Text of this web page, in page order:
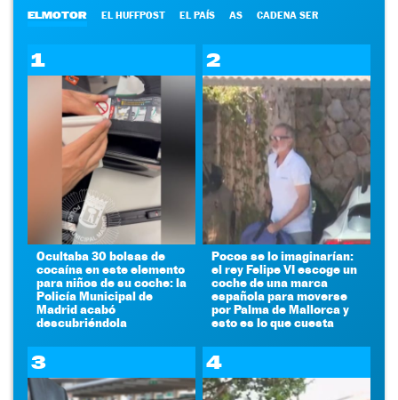
ELMOTOR EL HUFFPOST EL PAÍS AS CADENA SER
1
Ocultaba 30 bolsas de
cocaína en este elemento
para niños de su coche: la
Policía Municipal de
Madrid acabó
descubriéndola
2
Pocos se lo imaginarían:
el rey Felipe VI escoge un
coche de una marca
española para moverse
por Palma de Mallorca y
esto es lo que cuesta
3 4